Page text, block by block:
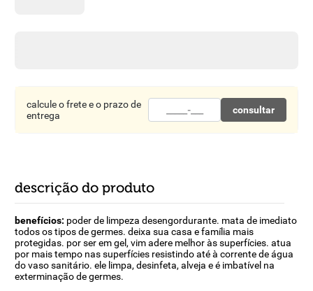
calcule o frete e o prazo de
entrega
consultar
descrição do produto
benefícios: poder de limpeza desengordurante. mata de imediato
todos os tipos de germes. deixa sua casa e família mais
protegidas. por ser em gel, vim adere melhor às superfícies. atua
por mais tempo nas superfícies resistindo até à corrente de água
do vaso sanitário. ele limpa, desinfeta, alveja e é imbatível na
exterminação de germes.